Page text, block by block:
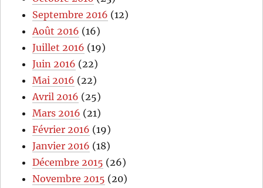
Septembre 2016 (12)
Août 2016 (16)
Juillet 2016 (19)
Juin 2016 (22)
Mai 2016 (22)
Avril 2016 (25)
Mars 2016 (21)
Février 2016 (19)
Janvier 2016 (18)
Décembre 2015 (26)
Novembre 2015 (20)